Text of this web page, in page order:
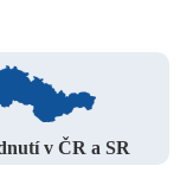
v ČR a SR